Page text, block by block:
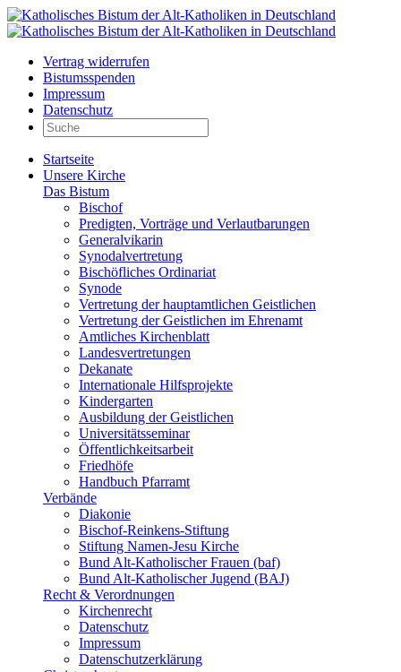
Vertrag widerrufen
Bistumsspenden
Impressum
Datenschutz
Startseite
Unsere Kirche
Das Bistum
Bischof
Predigten, Vorträge und Verlautbarungen
Generalvikarin
Synodalvertretung
Bischöfliches Ordinariat
Synode
Vertretung der hauptamtlichen Geistlichen
Vertretung der Geistlichen im Ehrenamt
Amtliches Kirchenblatt
Landesvertretungen
Dekanate
Internationale Hilfsprojekte
Kindergarten
Ausbildung der Geistlichen
Universitätsseminar
Öffentlichkeitsarbeit
Friedhöfe
Handbuch Pfarramt
Verbände
Diakonie
Bischof-Reinkens-Stiftung
Stiftung Namen-Jesu Kirche
Bund Alt-Katholischer Frauen (baf)
Bund Alt-Katholischer Jugend (BAJ)
Recht & Verordnungen
Kirchenrecht
Datenschutz
Impressum
Datenschutzerklärung